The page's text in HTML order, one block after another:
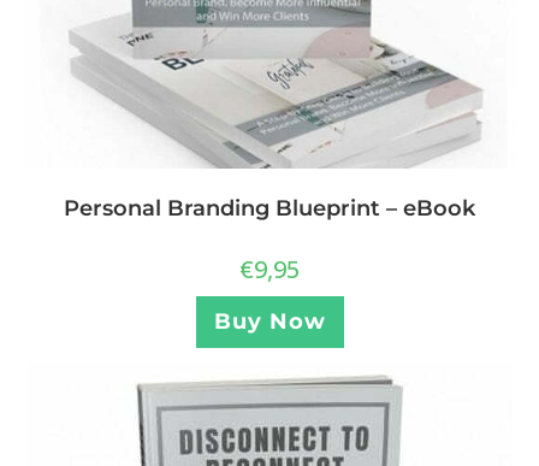
Personal Branding Blueprint – eBook
€9,95
Buy Now